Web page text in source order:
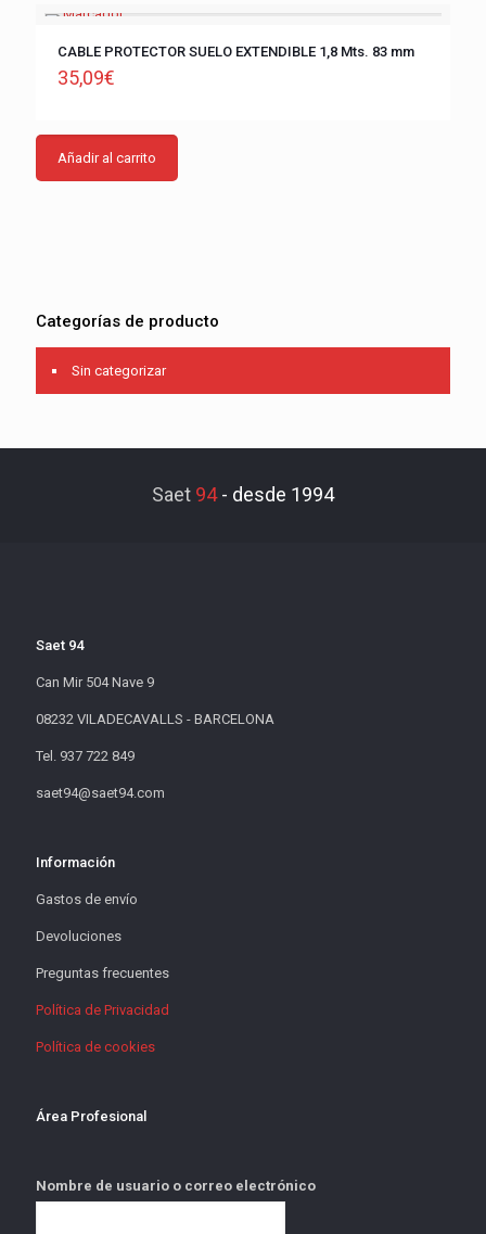
CABLE PROTECTOR SUELO EXTENDIBLE 1,8 Mts. 83 mm
35,09€
Añadir al carrito
Categorías de producto
Sin categorizar
Saet 94- desde 1994
Saet 94
Can Mir 504 Nave 9
08232 VILADECAVALLS - BARCELONA
Tel. 937 722 849
saet94@saet94.com
Información
Gastos de envío
Devoluciones
Preguntas frecuentes
Política de Privacidad
Política de cookies
Área Profesional
Nombre de usuario o correo electrónico